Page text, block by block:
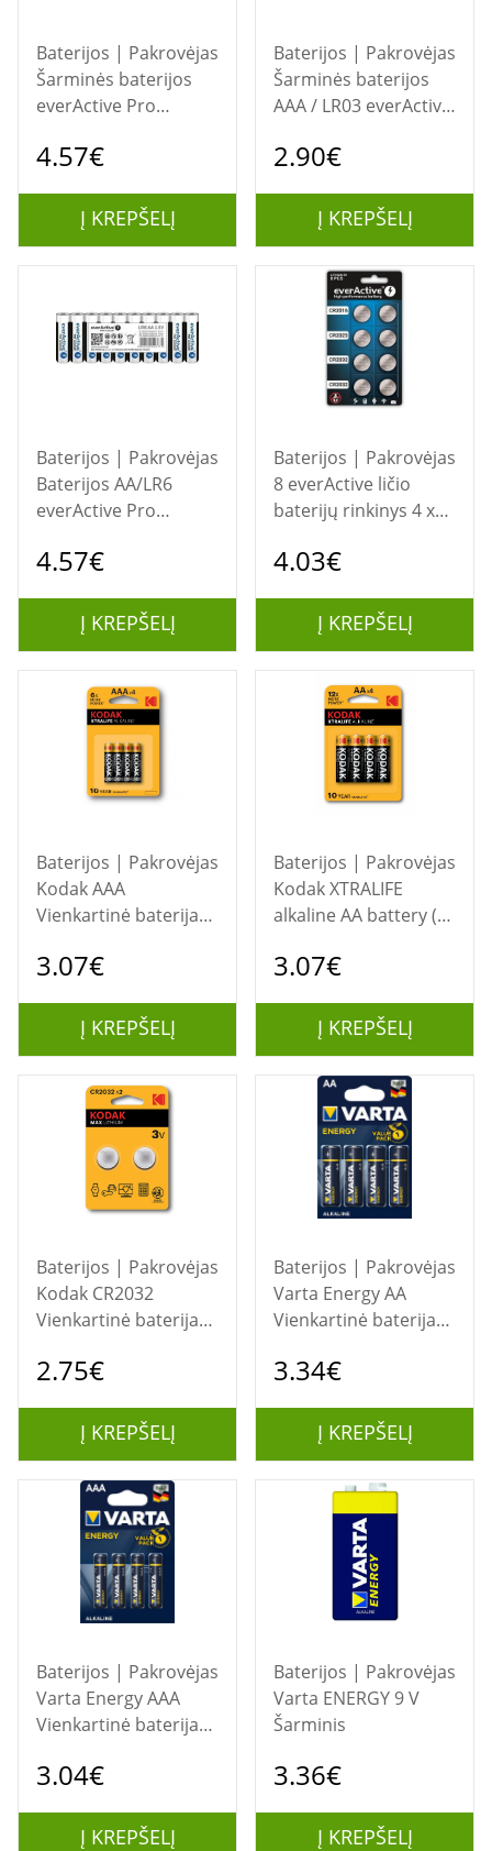
Baterijos | Pakrovėjas
Šarminės baterijos
everActive Pro
vnt. maišelis
4.57€
Į KREPŠELĮ
Baterijos | Pakrovėjas
Šarminės baterijos
AAA / LR03 everActive
(lizdinė plokštelė)
2.90€
Į KREPŠELĮ
Baterijos | Pakrovėjas
Baterijos AA/LR6
everActive Pro
4.57€
Į KREPŠELĮ
Baterijos | Pakrovėjas
8 everActive ličio
baterijų rinkinys 4 x
x CR2016
4.03€
Į KREPŠELĮ
Baterijos | Pakrovėjas
Kodak AAA
Vienkartinė baterija
3.07€
Į KREPŠELĮ
Baterijos | Pakrovėjas
Kodak XTRALIFE
alkaline AA battery (4
3.07€
Į KREPŠELĮ
Baterijos | Pakrovėjas
Kodak CR2032
Vienkartinė baterija
2.75€
Į KREPŠELĮ
Baterijos | Pakrovėjas
Varta Energy AA
Vienkartinė baterija
3.34€
Į KREPŠELĮ
Baterijos | Pakrovėjas
Varta Energy AAA
Vienkartinė baterija
3.04€
Į KREPŠELĮ
Baterijos | Pakrovėjas
Varta ENERGY 9 V
Šarminis
3.36€
Į KREPŠELĮ